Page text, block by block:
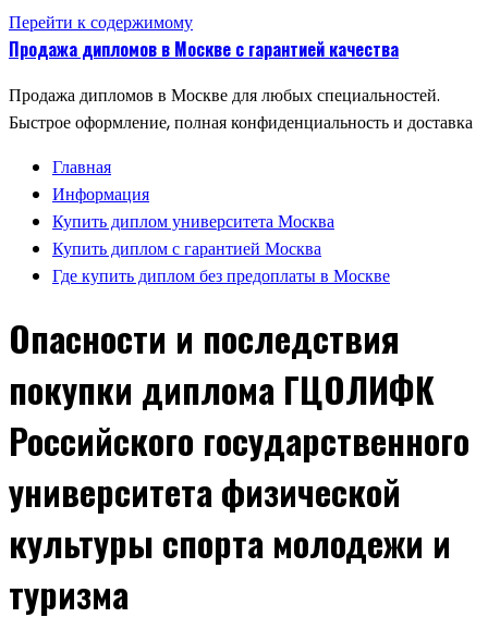
Перейти к содержимому
Продажа дипломов в Москве с гарантией качества
Продажа дипломов в Москве для любых специальностей.
Быстрое оформление, полная конфиденциальность и доставка
Главная
Информация
Купить диплом университета Москва
Купить диплом с гарантией Москва
Где купить диплом без предоплаты в Москве
Опасности и последствия
покупки диплома ГЦОЛИФК
Российского государственного
университета физической
культуры спорта молодежи и
туризма